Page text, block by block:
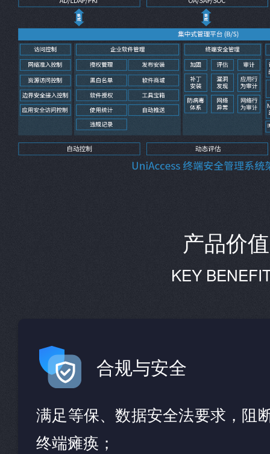
产品价值
KEY
合规与安全
满足等保、数据安全法要求，阻
终端瘫痪；